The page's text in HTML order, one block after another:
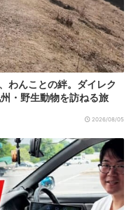
わんことの絆。ダイレク
・野生動物を訪ねる旅
2026/08/05